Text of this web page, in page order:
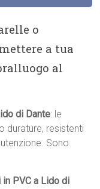
o
a tua
al
di Dante: le
durature, resistenti
Sono
PVC a Lido di